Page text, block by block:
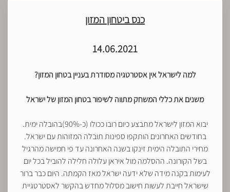
כנס ביטחון המזון
14.06.2021
למה לישראל אין אסטרטגיה מסודרת בעניין בטחון המזון?
משנים את כללי המשחק מתווה לשיפור בטחון המזון של ישראל
יבוא המזון לישראל מתבצע כיום רובו ככולו (כ-90%)בהובלה ימית.
בחודשים האחרונים הותקפו ספינות תובלה המזוהות עם ישראל.
מחירי התובלה הימית זינקו בשנה האחרונה עד פי חמישה מהרגיל
בשל הקורונה. ההסלמה מול איראן עלולה חלילה להוביל בכל יום
לעימות בקנה מידה שלא ידעה ישראל מאז הקמתה. היום כבר ברור
שישראל חייבת לעשות חישוב מסלול מחדש בהקשר לאסטרטגיית